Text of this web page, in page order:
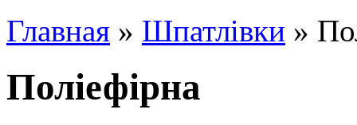
Главная » Шпатлівки »
Поліефірна